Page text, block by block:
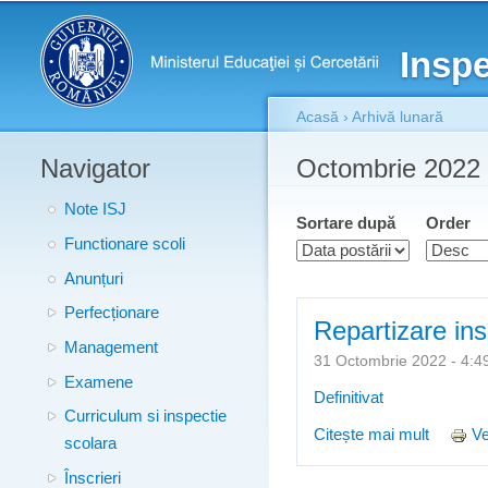
Meniu principal
Navigator
Note ISJ
Functionare scoli
Anunțuri
Perfecționare
Management
Examene
Curriculum si inspectie
scolara
Înscrieri
Eşti aici
Acasă › Arhivă lunară
Octombrie 2022
Sortare după Order
Repartizare
31 Octombrie 2022 -
Definitivat
Citește mai mult